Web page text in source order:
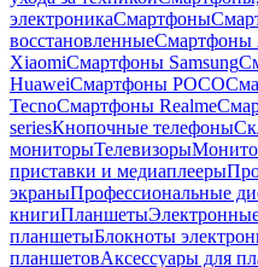
электроникаСмартфоны
восстановленныеСмартфоны
XiaomiСмартфоны Samsung
HuaweiСмартфоны POCO
TecnoСмартфоны Realme
seriesКнопочные телефоны
мониторыТелевизоры
приставки и медиаплееры
экраныПрофессиональные
книгиПланшеты
планшетыБлокноты
планшетовАксессуары для